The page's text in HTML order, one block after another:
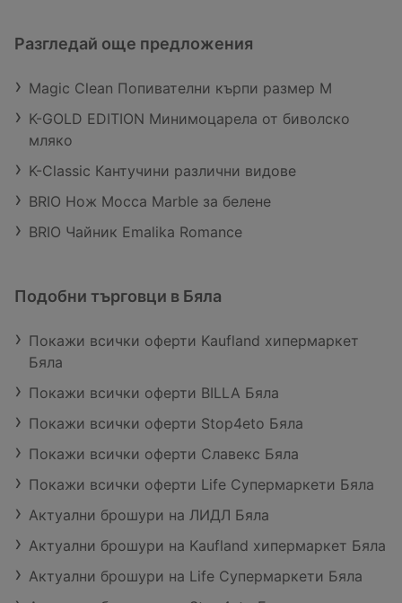
Разгледай още предложения
Magic Clean Попивателни кърпи размер M
K-GOLD EDITION Минимоцарела от биволско
мляко
K-Classic Кантучини различни видове
BRIO Нож Mocca Marble за белене
BRIO Чайник Emalika Romance
Подобни търговци в Бяла
Покажи всички оферти Kaufland хипермаркет
Бяла
Покажи всички оферти BILLA Бяла
Покажи всички оферти Stop4eto Бяла
Покажи всички оферти Славекс Бяла
Покажи всички оферти Life Супермаркети Бяла
Актуални брошури на ЛИДЛ Бяла
Актуални брошури на Kaufland хипермаркет Бяла
Актуални брошури на Life Супермаркети Бяла